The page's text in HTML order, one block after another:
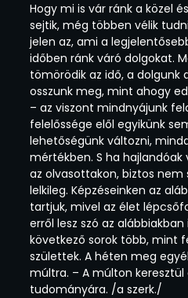
Hogy mi is vár ránk a közel
sejtik, még többen vélik
jelen az, ami a
időben ránk váró dolgokat.
tömörödik az idő, a dolgunk
osszunk meg, mint ahogy
– az viszont mindnyájunk
felelőssége elől egyikünk
lehetőségünk változni,
mértékben. S ha hajlandóak
az olvasottakon, biztos nem
lelkileg. Képzéseinken az
tartjuk, mivel az élet
erről lesz szó az
következő sorok több, mint
születtek. A héten meg
múltra. – A múlton keresztül
tudományára. /a szerk./